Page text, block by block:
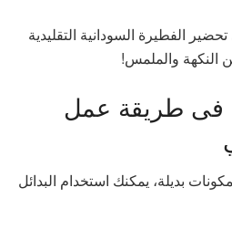
الفطيرة السودانية التقليدية
النكهة والملمس!
فى طريقة عمل
بديلة، يمكنك استخدام البدائل